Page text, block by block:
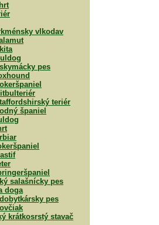
vlkodav
pes
teriér
španiel
salašnícky pes
doga
pes
krátkosrstý stavač